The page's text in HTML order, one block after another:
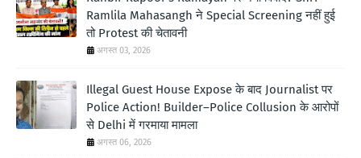
Ramlila Mahasangh ने Special Screening नहीं हुई
तो Protest की चेतावनी
अगस्त 03, 2026
Illegal Guest House Expose के बाद Journalist पर
Police Action! Builder–Police Collusion के आरोपों
से Delhi में गरमाया मामला
अगस्त 06, 2026